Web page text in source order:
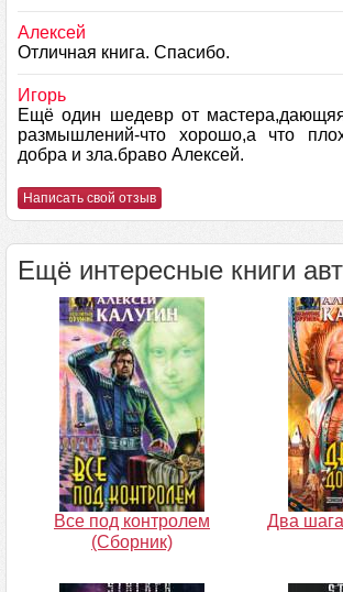
Алексей
Отличная книга. Спасибо.
Игорь
Ещё один шедевр от
размышлений-что хорошо,а что
добра и зла.браво Алексей.
Написать свой отзыв
Ещё интересные книги
Все под контролем
(Сборник)
Два